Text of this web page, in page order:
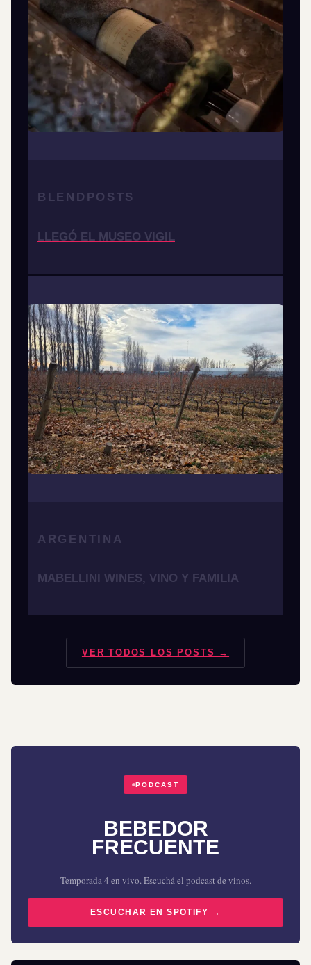
BLENDPOSTS
LLEGÓ EL MUSEO VIGIL
ARGENTINA
MABELLINI WINES, VINO Y FAMILIA
VER TODOS LOS POSTS →
PODCAST
BEBEDOR
FRECUENTE
Temporada 4 en vivo. Escuchá el podcast de vinos.
ESCUCHAR EN SPOTIFY →